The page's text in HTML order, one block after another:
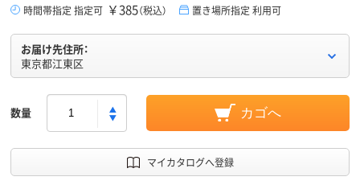
時間帯指定 指定可 ￥385（税込） 置き場所指定 利用可
お届け先住所：
東京都江東区
数量 カゴへ
マイカタログへ登録